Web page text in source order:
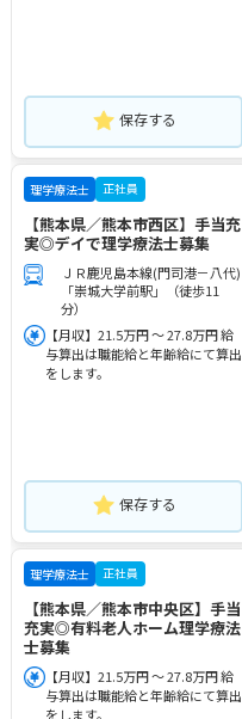
保存する
理学療法士 正社員
【熊本県／熊本市西区】手当充
実◎デイで理学療法士募集
ＪＲ鹿児島本線(門司港－八代)
「崇城大学前駅」（徒歩11
分）
【月収】21.5万円 ～ 27.8万円 給
与算出は職能給と年齢給にて算出
をします。
保存する
理学療法士 正社員
【熊本県／熊本市中央区】手当
充実◎有料老人ホーム理学療法
士募集
【月収】21.5万円 ～ 27.8万円 給
与算出は職能給と年齢給にて算出
をします。